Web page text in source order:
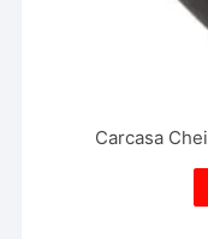
Carcasa